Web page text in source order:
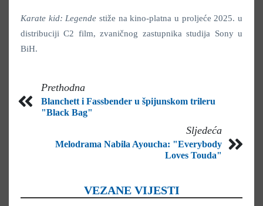
Karate kid: Legende stiže na kino-platna u proljeće 2025. u
distribuciji C2 film, zvaničnog zastupnika studija Sony u
BiH.
Prethodna
Blanchett i Fassbender u špijunskom trileru
"Black Bag"
Sljedeća
Melodrama Nabila Ayoucha: "Everybody
Loves Touda"
VEZANE VIJESTI